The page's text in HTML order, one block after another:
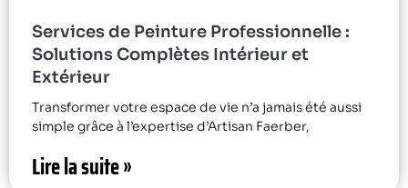
Services de Peinture Professionnelle :
Solutions Complètes Intérieur et
Extérieur
Transformer votre espace de vie n’a jamais été aussi
simple grâce à l’expertise d’Artisan Faerber,
Lire la suite »